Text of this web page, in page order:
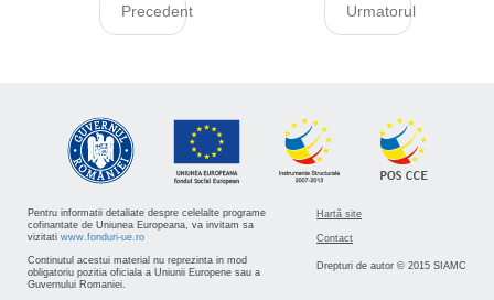
Precedent Urmatorul
Pentru informatii detaliate despre celelalte programe
cofinantate de Uniunea Europeana, va invitam sa
vizitati www.fonduri-ue.ro
Continutul acestui material nu reprezinta in mod
obligatoriu pozitia oficiala a Uniunii Europene sau a
Guvernului Romaniei.
Hartă site
Contact
Drepturi de autor © 2015 SIAMC